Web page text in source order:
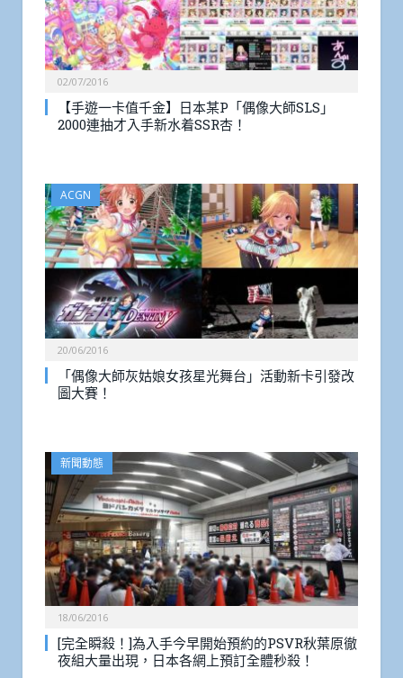
02/07/2016
【手遊一卡值千金】日本某P「偶像大師SLS」
2000連抽才入手新水着SSR杏！
ACGN
20/06/2016
「偶像大師灰姑娘女孩星光舞台」活動新卡引發改
圖大賽！
新聞動態
18/06/2016
[完全瞬殺！]為入手今早開始預約的PSVR秋葉原徹
夜組大量出現，日本各網上預訂全體秒殺！